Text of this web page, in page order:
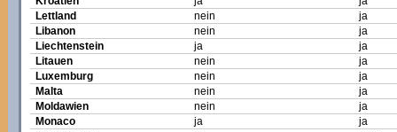
Lettland
nein
ja
Libanon
nein
ja
Liechtenstein
ja
ja
Litauen
nein
ja
Luxemburg
nein
ja
Malta
nein
ja
Moldawien
nein
ja
Monaco
ja
ja